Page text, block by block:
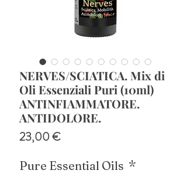
NERVES/SCIATICA. Mix di
Oli Essenziali Puri (10ml)
ANTINFIAMMATORE.
ANTIDOLORE.
23,00 €Prezzo
Pure Essential Oils *